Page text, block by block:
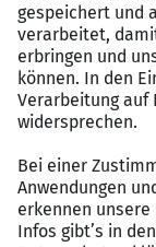
DAS
Dich
unserem
gründlich